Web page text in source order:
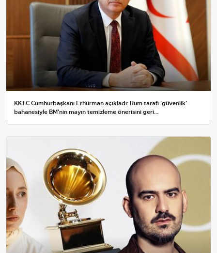
KKTC Cumhurbaşkanı Erhürman açıkladı: Rum tarafı 'güvenlik'
bahanesiyle BM'nin mayın temizleme önerisini geri...